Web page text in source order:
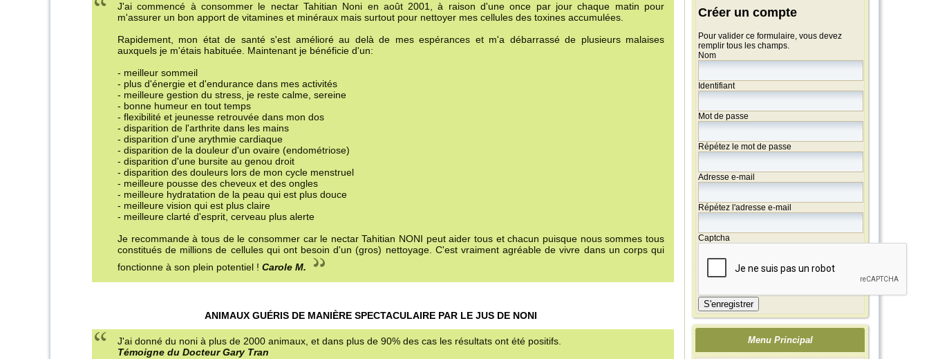
J'ai commencé à consommer le nectar Tahitian Noni en août 2001, à raison d'une once par jour chaque matin pour
m'assurer un bon apport de vitamines et minéraux mais surtout pour nettoyer mes cellules des toxines accumulées.
Rapidement, mon état de santé s'est amélioré au delà de mes espérances et m'a débarrassé de plusieurs malaises
auxquels je m'étais habituée. Maintenant je bénéficie d'un:
- meilleur sommeil
- plus d'énergie et d'endurance dans mes activités
- meilleure gestion du stress, je reste calme, sereine
- bonne humeur en tout temps
- flexibilité et jeunesse retrouvée dans mon dos
- disparition de l'arthrite dans les mains
- disparition d'une arythmie cardiaque
- disparition de la douleur d'un ovaire (endométriose)
- disparition d'une bursite au genou droit
- disparition des douleurs lors de mon cycle menstruel
- meilleure pousse des cheveux et des ongles
- meilleure hydratation de la peau qui est plus douce
- meilleure vision qui est plus claire
- meilleure clarté d'esprit, cerveau plus alerte
Je recommande à tous de le consommer car le nectar Tahitian NONI peut aider tous et chacun puisque nous sommes tous
constitués de millions de cellules qui ont besoin d'un (gros) nettoyage. C'est vraiment agréable de vivre dans un corps qui
fonctionne à son plein potentiel ! Carole M.
ANIMAUX GUÉRIS DE MANIÈRE SPECTACULAIRE PAR LE JUS DE NONI
J'ai donné du noni à plus de 2000 animaux, et dans plus de 90% des cas les résultats ont été positifs.
Témoigne du Docteur Gary Tran
Créer un compte
Pour valider ce formulaire, vous devez
remplir tous les champs.
Nom
Identifiant
Mot de passe
Répétez le mot de passe
Adresse e-mail
Répétez l'adresse e-mail
Captcha
S'enregistrer
Menu Principal